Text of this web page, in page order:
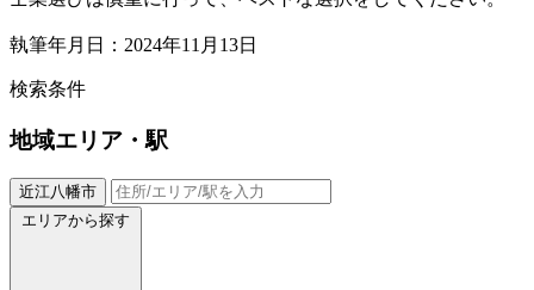
執筆年月日：2024年11月13日
検索条件
地域エリア・駅
近江八幡市
エリアから探す